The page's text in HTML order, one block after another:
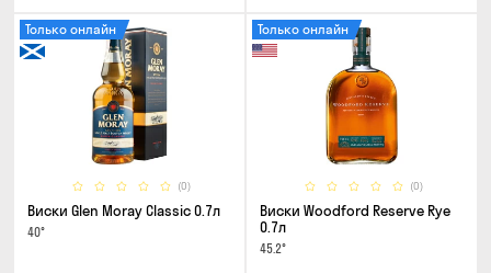
(0)
Только онлайн
Виски Glen Moray Classic 0.7л
40°
(0)
Только онлайн
Виски Woodford Reserve Rye
0.7л
45.2°